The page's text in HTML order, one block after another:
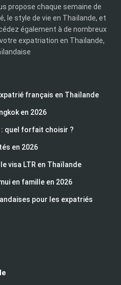
propose chaque semaine de
le style de vie en Thaïlande, et
également à de nombreux
expatriation en Thaïlande,
français en Thaïlande
en 2026
: quel forfait choisir ?
en 2026
visa LTR en Thaïlande
en famille en 2026
pour les expatriés